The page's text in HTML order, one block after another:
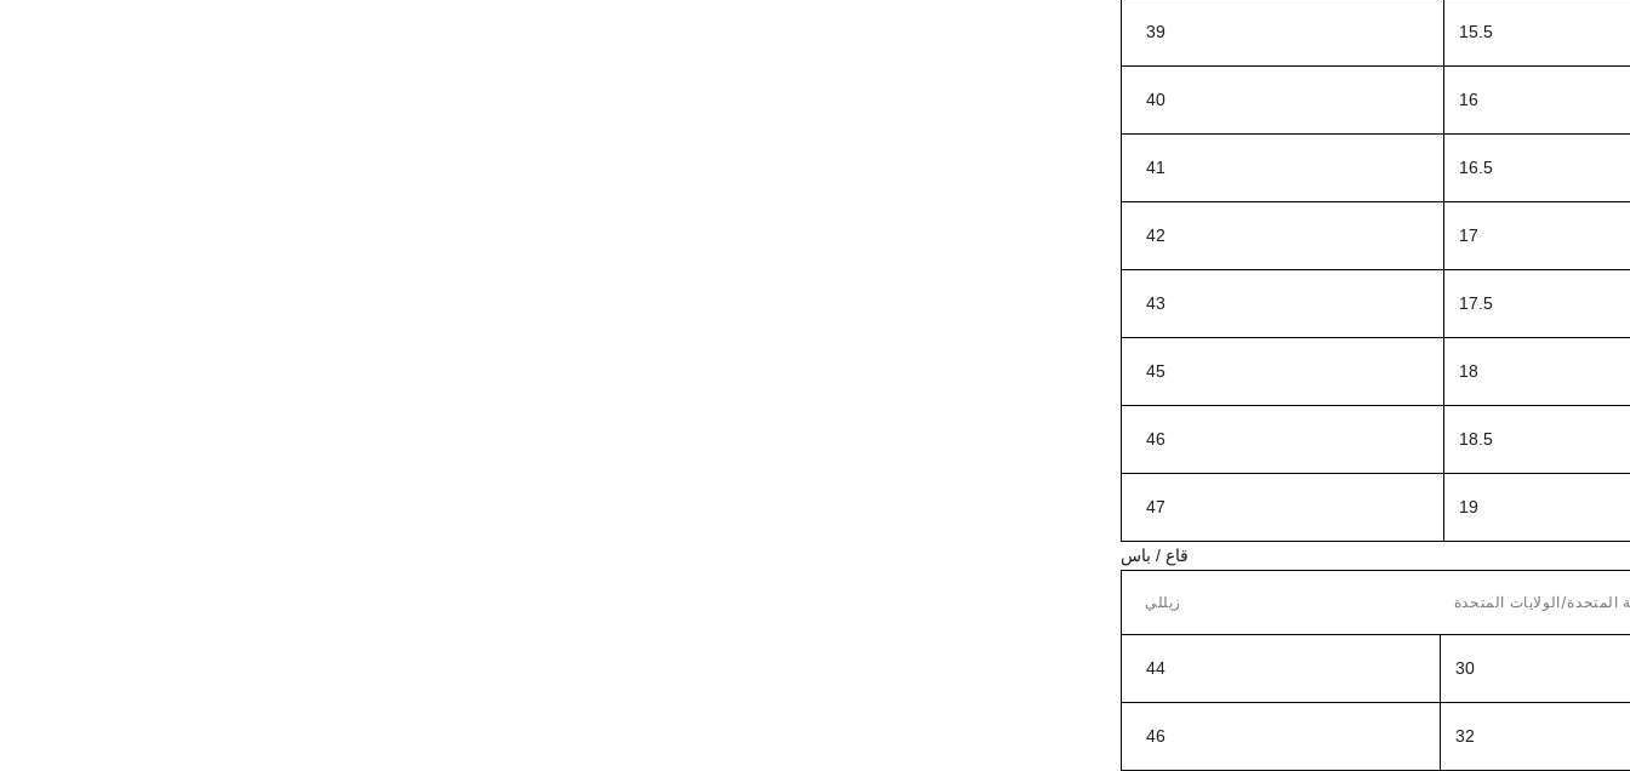
39 15.5
40 16
41 16.5
42 17
43 17.5
45 18
46 18.5
47 19
قاع / باس
زيللي المتحدة/الولايات المتحدة
44 30
46 32